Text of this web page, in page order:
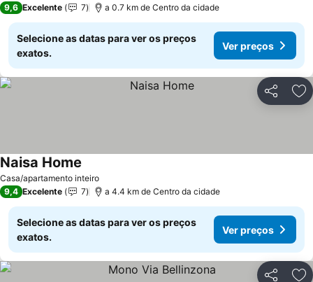
9,6 Excelente 7 a 0.7 km de Centro da cidade
Selecione as datas para ver os preços
exatos.
Ver preços
Partilhar
Casa/apartamento inteiro
Naisa Home
9,4 Excelente 7 a 4.4 km de Centro da cidade
Selecione as datas para ver os preços
exatos.
Ver preços